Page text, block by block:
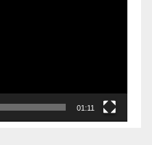
01:11